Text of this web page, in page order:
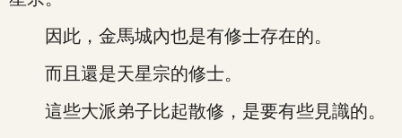
因此，金馬城內也是有修士存在的。
而且還是天星宗的修士。
這些大派弟子比起散修，是要有些見識的。